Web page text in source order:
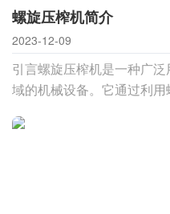
螺旋压榨机简介
2023-12-09
引言螺旋压榨机是一种广
域的机械设备。它通过利
作原理，以及其在不同领域